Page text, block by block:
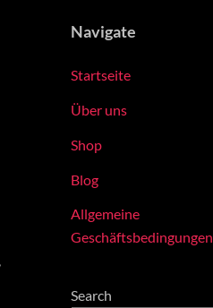
Navigate
Startseite
Über uns
Shop
Blog
Allgemeine
Geschäftsbedingungen
Search